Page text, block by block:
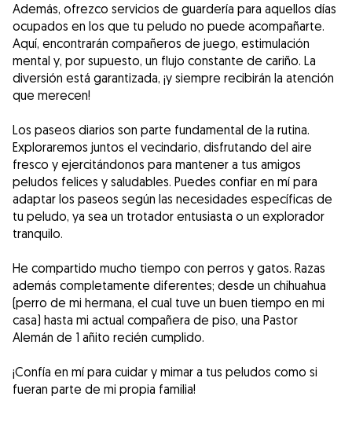
Además, ofrezco servicios de guardería para aquellos días
ocupados en los que tu peludo no puede acompañarte.
Aquí, encontrarán compañeros de juego, estimulación
mental y, por supuesto, un flujo constante de cariño. La
diversión está garantizada, ¡y siempre recibirán la atención
que merecen!
Los paseos diarios son parte fundamental de la rutina.
Exploraremos juntos el vecindario, disfrutando del aire
fresco y ejercitándonos para mantener a tus amigos
peludos felices y saludables. Puedes confiar en mí para
adaptar los paseos según las necesidades específicas de
tu peludo, ya sea un trotador entusiasta o un explorador
tranquilo.
He compartido mucho tiempo con perros y gatos. Razas
además completamente diferentes; desde un chihuahua
(perro de mi hermana, el cual tuve un buen tiempo en mi
casa) hasta mi actual compañera de piso, una Pastor
Alemán de 1 añito recién cumplido.
¡Confía en mí para cuidar y mimar a tus peludos como si
fueran parte de mi propia familia!